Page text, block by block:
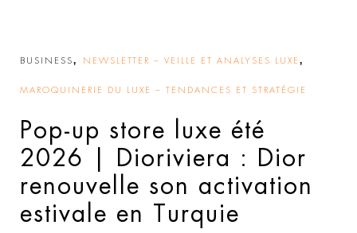
BUSINESS, NEWSLETTER – VEILLE ET ANALYSES LUXE ,
MAROQUINERIE DU LUXE – TENDANCES ET STRATÉGIE
Pop-up store luxe été
2026 | Dioriviera : Dior
renouvelle son activation
estivale en Turquie